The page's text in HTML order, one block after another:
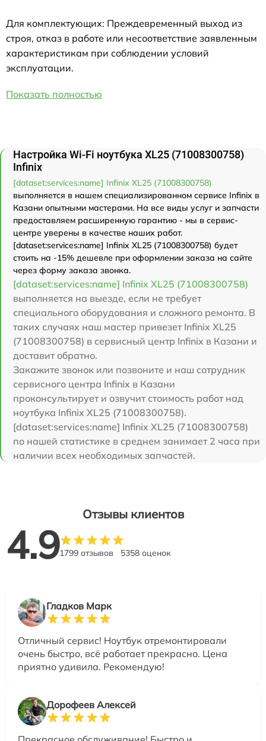
Для комплектующих: Преждевременный выход из
строя, отказ в работе или несоответствие заявленным
характеристикам при соблюдении условий
эксплуатации.
Показать полностью
Настройка Wi-Fi ноутбука XL25 (71008300758)
Infinix
[dataset:services:name] Infinix XL25 (71008300758)
выполняется в нашем специализированном сервисе Infinix в
Казани опытными мастерами. На все виды услуг и запчасти
предоставляем расширенную гарантию - мы в сервис-
центре уверены в качестве наших работ.
[dataset:services:name] Infinix XL25 (71008300758) будет
стоить на -15% дешевле при оформлении заказа на сайте
через форму заказа звонка.
[dataset:services:name] Infinix XL25 (71008300758)
выполняется на выезде, если не требует
специального оборудования и сложного ремонта. В
таких случаях наш мастер привезет Infinix XL25
(71008300758) в сервисный центр Infinix в Казани и
доставит обратно.
Закажите звонок или позвоните и наш сотрудник
сервисного центра Infinix в Казани
проконсультирует и озвучит стоимость работ над
ноутбука Infinix XL25 (71008300758).
[dataset:services:name] Infinix XL25 (71008300758)
по нашей статистике в среднем занимает 2 часа при
наличии всех необходимых запчастей.
Отзывы клиентов
4.91799 отзывов 5358 оценок
Гладков Марк
Отличный сервис! Ноутбук отремонтировали
очень быстро, всё работает прекрасно. Цена
приятно удивила. Рекомендую!
Дорофеев Алексей